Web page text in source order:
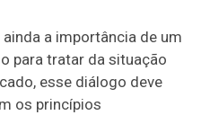
a importância de um
para tratar da situação
esse diálogo deve
os princípios